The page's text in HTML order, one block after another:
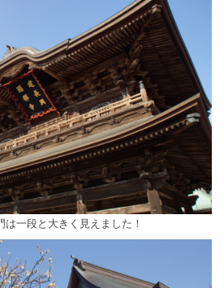
一段と大きく見えました！